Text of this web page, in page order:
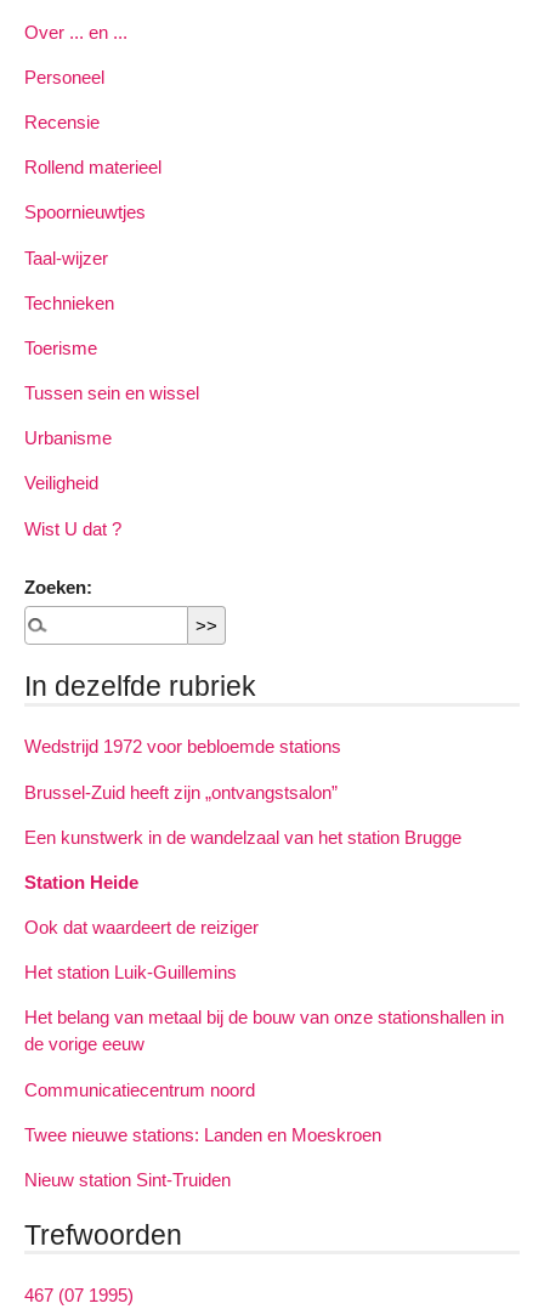
Over ... en ...
Personeel
Recensie
Rollend materieel
Spoornieuwtjes
Taal-wijzer
Technieken
Toerisme
Tussen sein en wissel
Urbanisme
Veiligheid
Wist U dat ?
Zoeken:
In dezelfde rubriek
Wedstrijd 1972 voor bebloemde stations
Brussel-Zuid heeft zijn „ontvangstsalon”
Een kunstwerk in de wandelzaal van het station Brugge
Station Heide
Ook dat waardeert de reiziger
Het station Luik-Guillemins
Het belang van metaal bij de bouw van onze stationshallen in
de vorige eeuw
Communicatiecentrum noord
Twee nieuwe stations: Landen en Moeskroen
Nieuw station Sint-Truiden
Trefwoorden
467 (07 1995)